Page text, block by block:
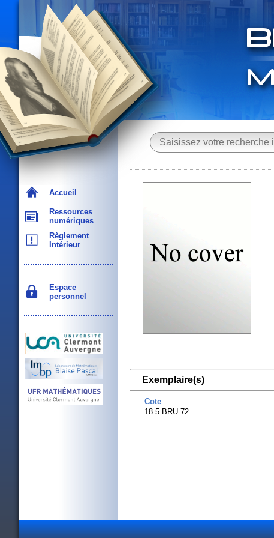
Accueil
Ressources
numériques
Règlement
Intérieur
Espace
personnel
Exemplaire(s)
Cote
18.5 BRU 72